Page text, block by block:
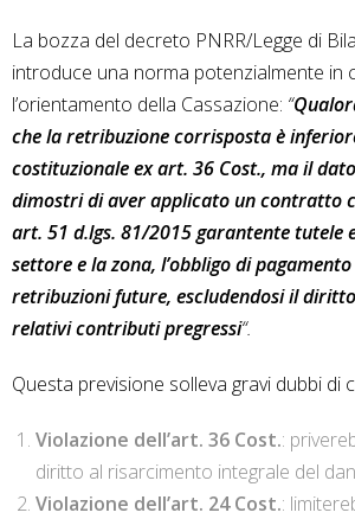
La bozza del decreto PNRR/Legge di
introduce una norma potenzialmente in
l’orientamento della Cassazione: “
che la retribuzione corrisposta è
costituzionale ex art. 36 Cost., ma il
dimostri di aver applicato un contratto
art. 51 d.lgs. 81/2015 garantente tutele
settore e la zona, l’obbligo di
retribuzioni future, escludendosi il
relativi contributi pregressi“.
Questa previsione solleva gravi dubbi di
Violazione dell’art. 36 Cost.:
diritto al risarcimento integrale del
Violazione dell’art. 24 Cost.: